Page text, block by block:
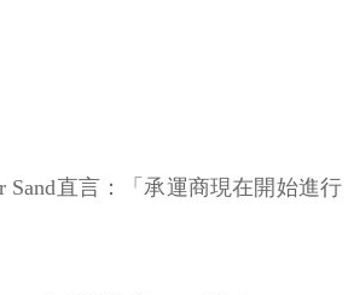
Sand直言：「承運商現在開始進行